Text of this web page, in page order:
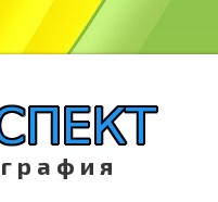
р а ф и я